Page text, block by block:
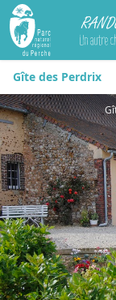
Rando Perche
Gîte des Perdrix